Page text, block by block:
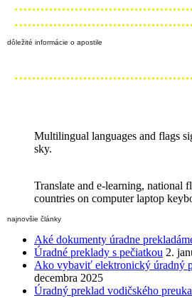
dôležité informácie o apostile
Multilingual languages and flags
sky.
Translate and e-learning, national
countries on computer laptop
najnovšie články
Aké dokumenty úradne
Úradné preklady s pečiatkou 2.
Ako vybaviť elektronický úradný
decembra 2025
Úradný preklad vodičského